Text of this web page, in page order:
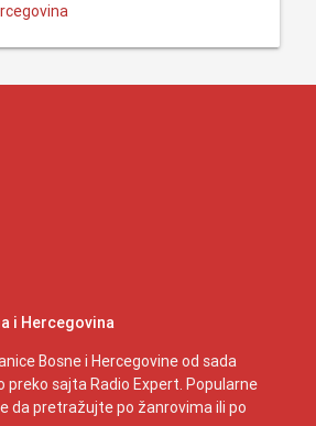
i Hercegovina
Bosne i Hercegovine od sada
sajta Radio Expert. Popularne
da pretražujte po žanrovima ili po